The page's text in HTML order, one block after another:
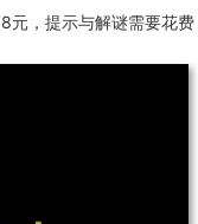
元，提示与解谜需要花费